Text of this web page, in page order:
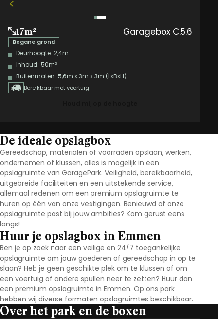
Garagebox C.5.6
17m²
Begane grond
Deurhoogte: 2,4m
Inhoud: 50m³
Buitenmaten: 5,6m x 3m x 3m (LxBxH)
Bereikbaar met voertuig
De ideale opslagbox
Gereedschap, materialen of voorraden opslaan, werken,
ondernemen of klussen, alles is mogelijk in een
opslagruimte van GaragePark. Veiligheid, bereikbaarheid,
uitgebreide faciliteiten en een uitstekende service,
allemaal redenen om een premium opslagruimte te
huren op één van onze vestigingen. Benieuwd of onze
opslagruimte past bij jouw ambities? Kom gerust eens
langs!
Huur je opslagbox in Emmen
Ben je op zoek naar een veilige en 24/7 toegankelijke
opslagruimte om jouw goederen of gereedschap in op te
slaan? Heb je geen geschikte plek om te klussen of om
een voertuig of andere spullen neer te zetten? Huur dan
een premium opslagruimte in Emmen. Op ons park
hebben wij diverse formaten opslagruimtes beschikbaar.
Over het park en de boxen